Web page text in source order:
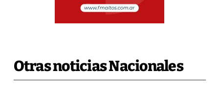
Otras noticias Nacionales